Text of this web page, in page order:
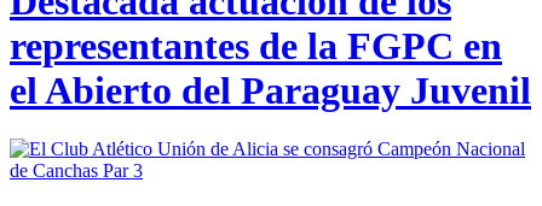
representantes de la FGPC en
el Abierto del Paraguay Juvenil